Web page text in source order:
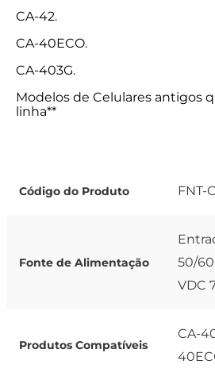
CA-42.
CA-40ECO.
CA-403G.
Modelos de Celulares antigos
linha**
Código do Produto FNT-
Fonte de Alimentação
50/60
VDC
Produtos Compatíveis
CA-